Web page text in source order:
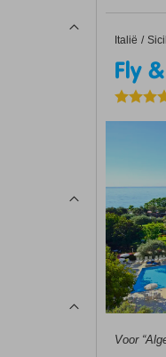
Home
Italië
Fly &
Fly
Voor